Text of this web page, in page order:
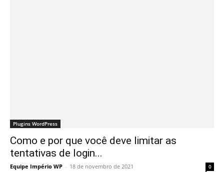
Plugins WordPress
Como e por que você deve limitar as
tentativas de login...
Equipe Império WP - 18 de novembro de 2021 0